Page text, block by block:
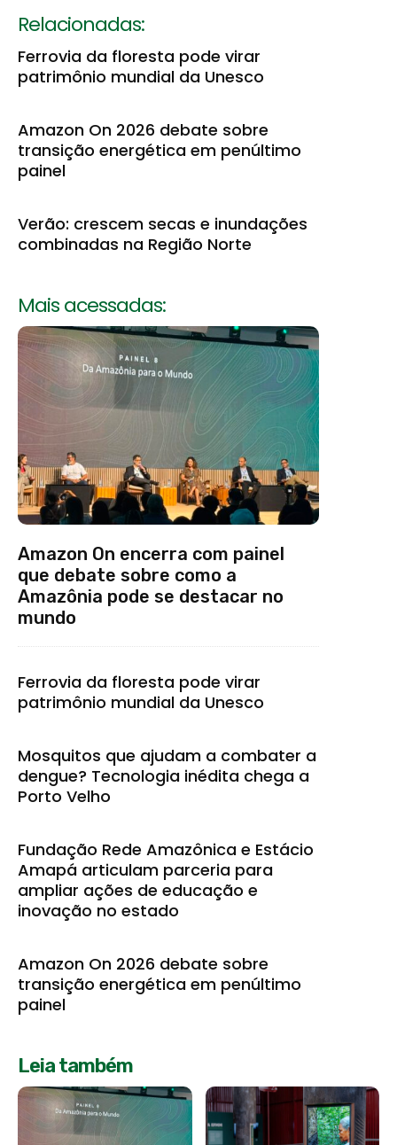
Relacionadas:
Ferrovia da floresta pode virar
patrimônio mundial da Unesco
Amazon On 2026 debate sobre
transição energética em penúltimo
painel
Verão: crescem secas e inundações
combinadas na Região Norte
Mais acessadas:
Amazon On encerra com painel
que debate sobre como a
Amazônia pode se destacar no
mundo
Ferrovia da floresta pode virar
patrimônio mundial da Unesco
Mosquitos que ajudam a combater a
dengue? Tecnologia inédita chega a
Porto Velho
Fundação Rede Amazônica e Estácio
Amapá articulam parceria para
ampliar ações de educação e
inovação no estado
Amazon On 2026 debate sobre
transição energética em penúltimo
painel
Leia também